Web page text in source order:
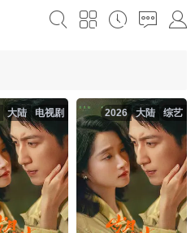
电视剧
大陆 综艺
大陆
2026